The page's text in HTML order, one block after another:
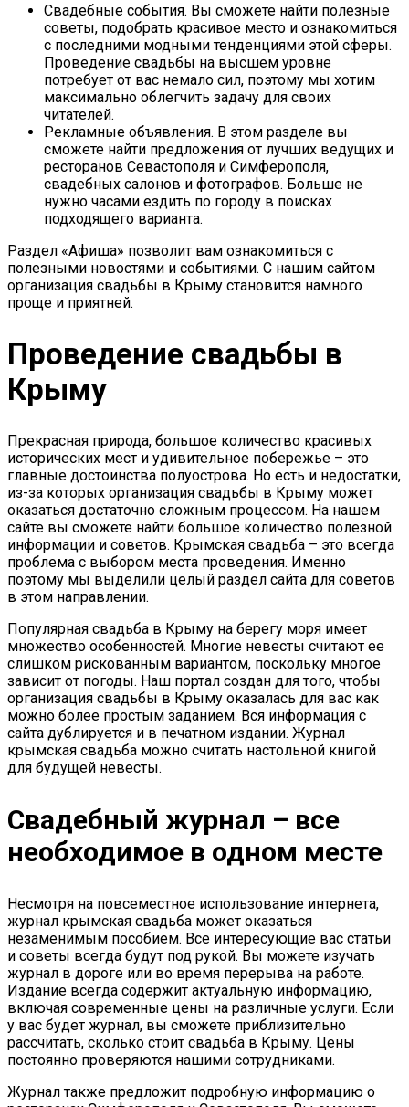
Свадебные события. Вы сможете найти полезные
советы, подобрать красивое место и ознакомиться
с последними модными тенденциями этой сферы.
Проведение свадьбы на высшем уровне
потребует от вас немало сил, поэтому мы хотим
максимально облегчить задачу для своих
читателей.
Рекламные объявления. В этом разделе вы
сможете найти предложения от лучших ведущих и
ресторанов Севастополя и Симферополя,
свадебных салонов и фотографов. Больше не
нужно часами ездить по городу в поисках
подходящего варианта.
Раздел «Афиша» позволит вам ознакомиться с
полезными новостями и событиями. С нашим сайтом
организация свадьбы в Крыму становится намного
проще и приятней.
Проведение свадьбы в
Крыму
Прекрасная природа, большое количество красивых
исторических мест и удивительное побережье – это
главные достоинства полуострова. Но есть и недостатки,
из-за которых организация свадьбы в Крыму может
оказаться достаточно сложным процессом. На нашем
сайте вы сможете найти большое количество полезной
информации и советов. Крымская свадьба – это всегда
проблема с выбором места проведения. Именно
поэтому мы выделили целый раздел сайта для советов
в этом направлении.
Популярная свадьба в Крыму на берегу моря имеет
множество особенностей. Многие невесты считают ее
слишком рискованным вариантом, поскольку многое
зависит от погоды. Наш портал создан для того, чтобы
организация свадьбы в Крыму оказалась для вас как
можно более простым заданием. Вся информация с
сайта дублируется и в печатном издании. Журнал
крымская свадьба можно считать настольной книгой
для будущей невесты.
Свадебный журнал – все
необходимое в одном месте
Несмотря на повсеместное использование интернета,
журнал крымская свадьба может оказаться
незаменимым пособием. Все интересующие вас статьи
и советы всегда будут под рукой. Вы можете изучать
журнал в дороге или во время перерыва на работе.
Издание всегда содержит актуальную информацию,
включая современные цены на различные услуги. Если
у вас будет журнал, вы сможете приблизительно
рассчитать, сколько стоит свадьба в Крыму. Цены
постоянно проверяются нашими сотрудниками.
Журнал также предложит подробную информацию о